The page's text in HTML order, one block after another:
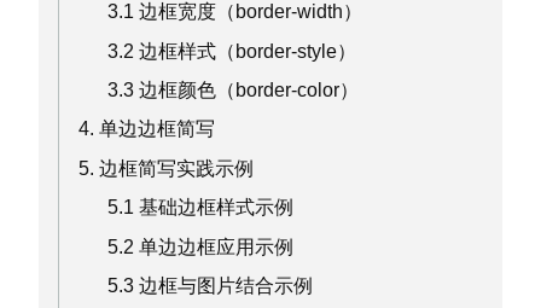
3.1 边框宽度（border-width）
3.2 边框样式（border-style）
3.3 边框颜色（border-color）
4. 单边边框简写
5. 边框简写实践示例
5.1 基础边框样式示例
5.2 单边边框应用示例
5.3 边框与图片结合示例